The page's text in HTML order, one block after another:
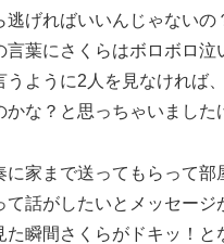
逃げればいいんじゃないの
言葉にさくらはボロボロ泣
うように2人を見なければ
かな？と思っちゃいました
に家まで送ってもらって部
て話がしたいとメッセージ
た瞬間さくらがドキッ！と